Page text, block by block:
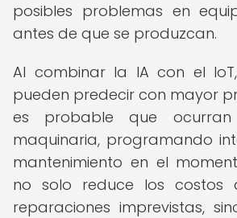
posibles problemas en
antes de que se produzcan.
Al combinar la IA con el
pueden predecir con mayor
es probable que
maquinaria, programando
mantenimiento en el
no solo reduce los costos
reparaciones imprevistas,